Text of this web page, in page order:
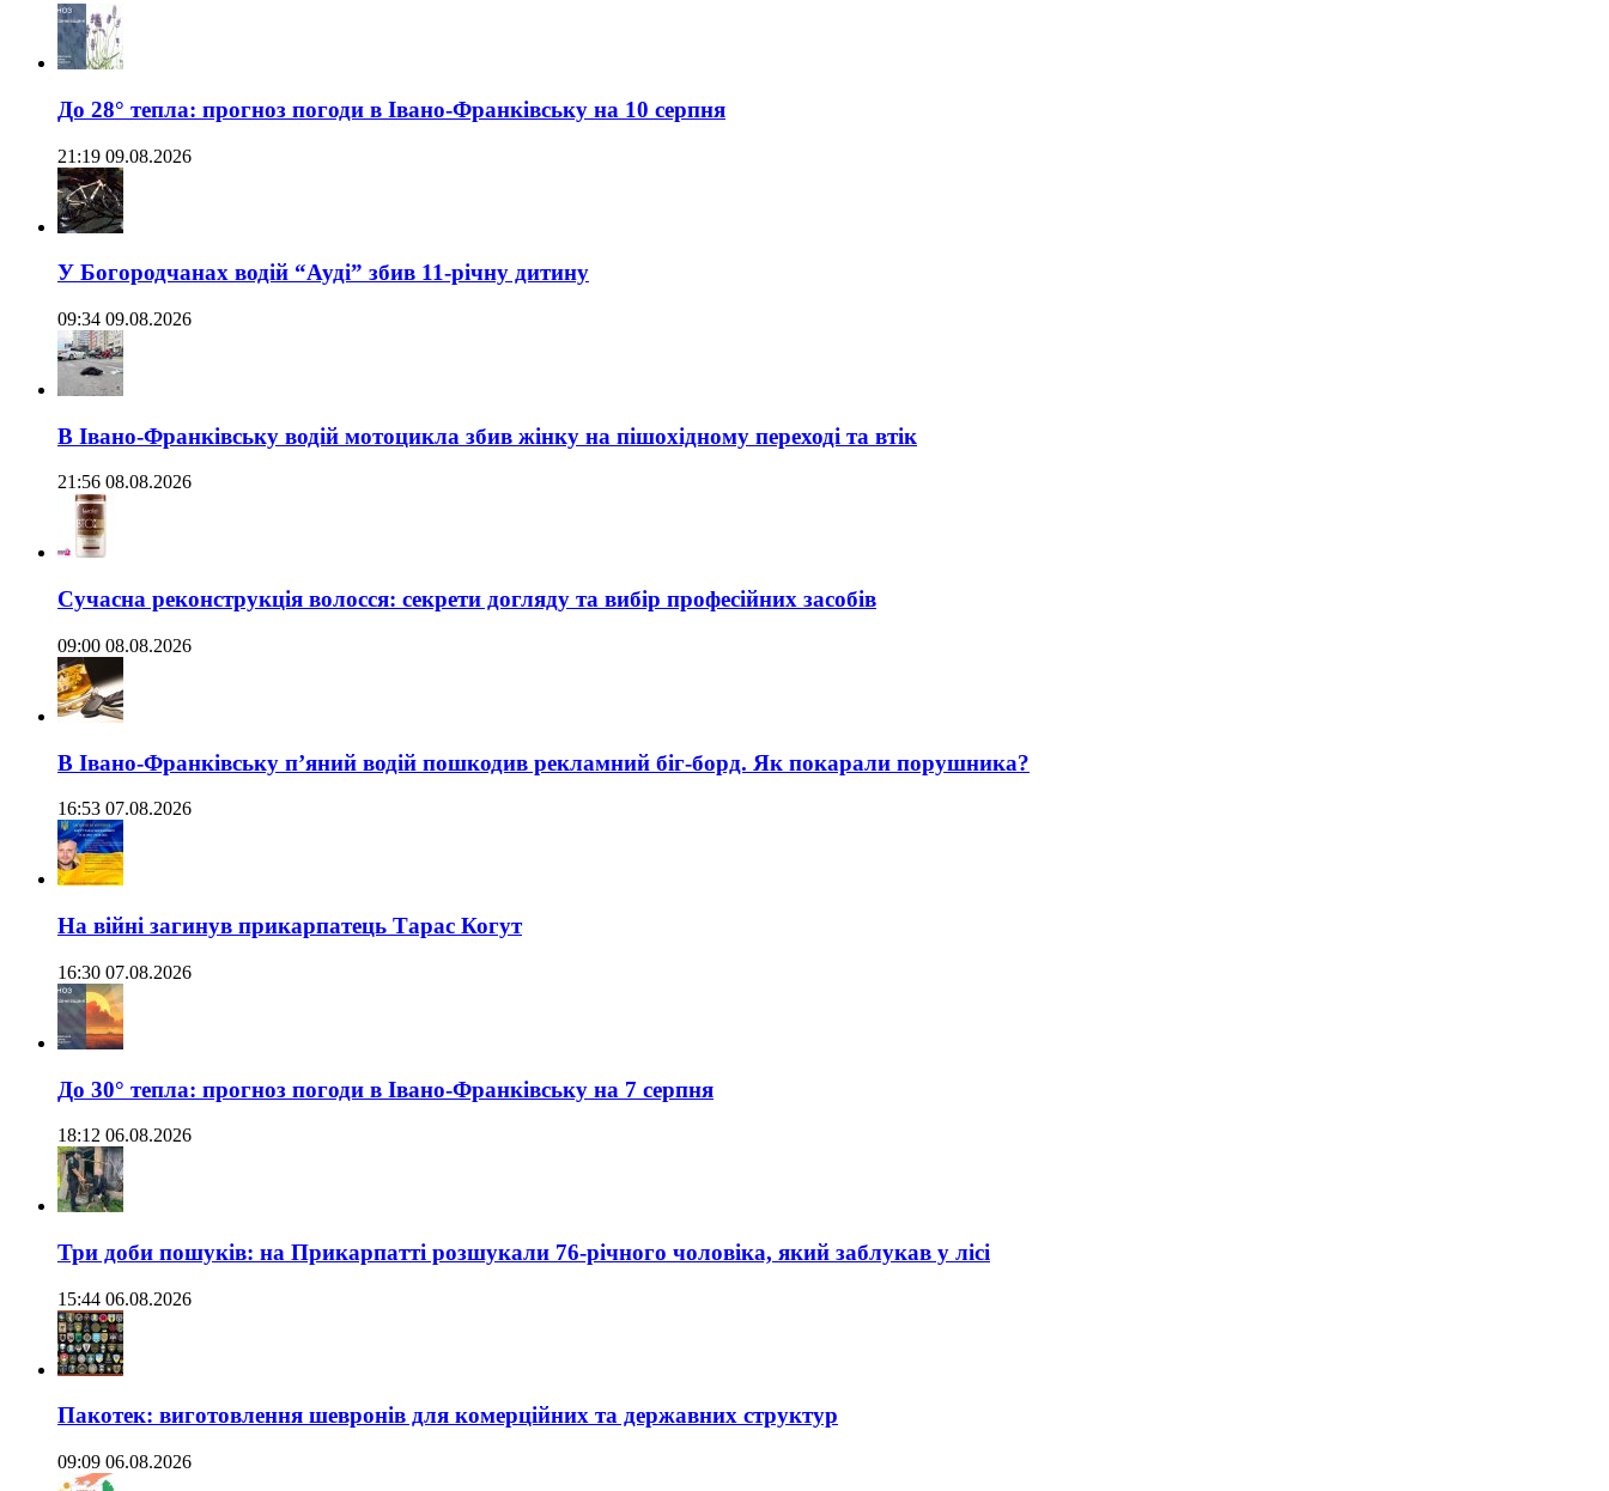
До 28° тепла: прогноз погоди в Івано-Франківську на 10 серпня
21:19 09.08.2026
У Богородчанах водій “Ауді” збив 11-річну дитину
09:34 09.08.2026
В Івано-Франківську водій мотоцикла збив жінку на пішохідному переході та втік
21:56 08.08.2026
Сучасна реконструкція волосся: секрети догляду та вибір професійних засобів
09:00 08.08.2026
В Івано-Франківську п’яний водій пошкодив рекламний біг-борд. Як покарали порушника?
16:53 07.08.2026
На війні загинув прикарпатець Тарас Когут
16:30 07.08.2026
До 30° тепла: прогноз погоди в Івано-Франківську на 7 серпня
18:12 06.08.2026
Три доби пошуків: на Прикарпатті розшукали 76-річного чоловіка, який заблукав у лісі
15:44 06.08.2026
Пакотек: виготовлення шевронів для комерційних та державних структур
09:09 06.08.2026